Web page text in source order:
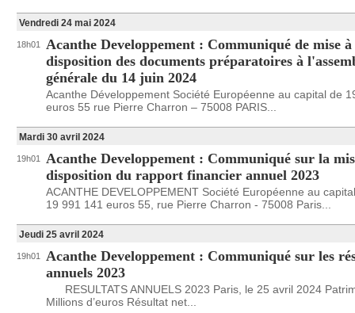
Vendredi 24 mai 2024
18h01
Acanthe Developpement : Communiqué de mise à
disposition des documents préparatoires à
générale du 14 juin 2024
Acanthe Développement Société Européenne au capital de
euros 55 rue Pierre Charron – 75008 PARIS...
Mardi 30 avril 2024
19h01
Acanthe Developpement : Communiqué sur la
disposition du rapport financier annuel 2023
ACANTHE DEVELOPPEMENT Société Européenne au
19 991 141 euros 55, rue Pierre Charron - 75008 Paris...
Jeudi 25 avril 2024
19h01
Acanthe Developpement : Communiqué sur les
annuels 2023
RESULTATS ANNUELS 2023 Paris, le 25 avril 2024
Millions d’euros Résultat net...